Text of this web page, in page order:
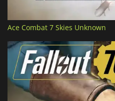
Ace Combat 7 Skies Unknown